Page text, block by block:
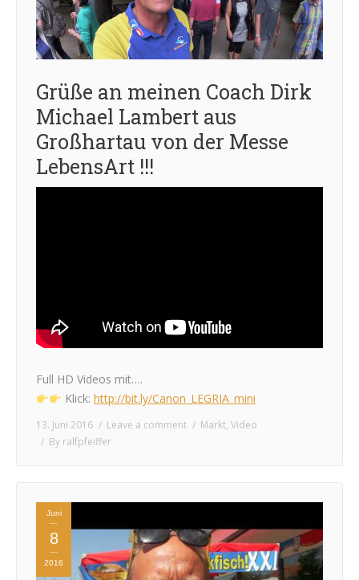
Grüße an meinen Coach Dirk
Michael Lambert aus
Großhartau von der Messe
LebensArt !!!
Full HD Videos mit….
Klick: http://bit.ly/Canon_LEGRIA_mini
13. Juni 2016 Leave a comment Markt, Video
By ralfpfeiffer
Juni
8
2016